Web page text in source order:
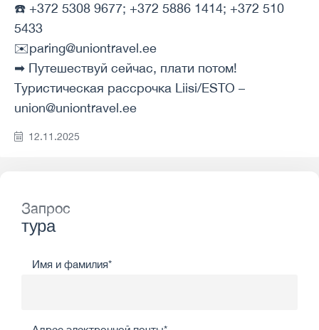
☎️ +372 5308 9677; +372 5886 1414; +372 510
5433
✉️paring@uniontravel.ee
➡ Путешествуй сейчас, плати потом!
Туристическая рассрочка Liisi/ESTO –
union@uniontravel.ee
12.11.2025
Запрос
тура
Имя и фамилия*